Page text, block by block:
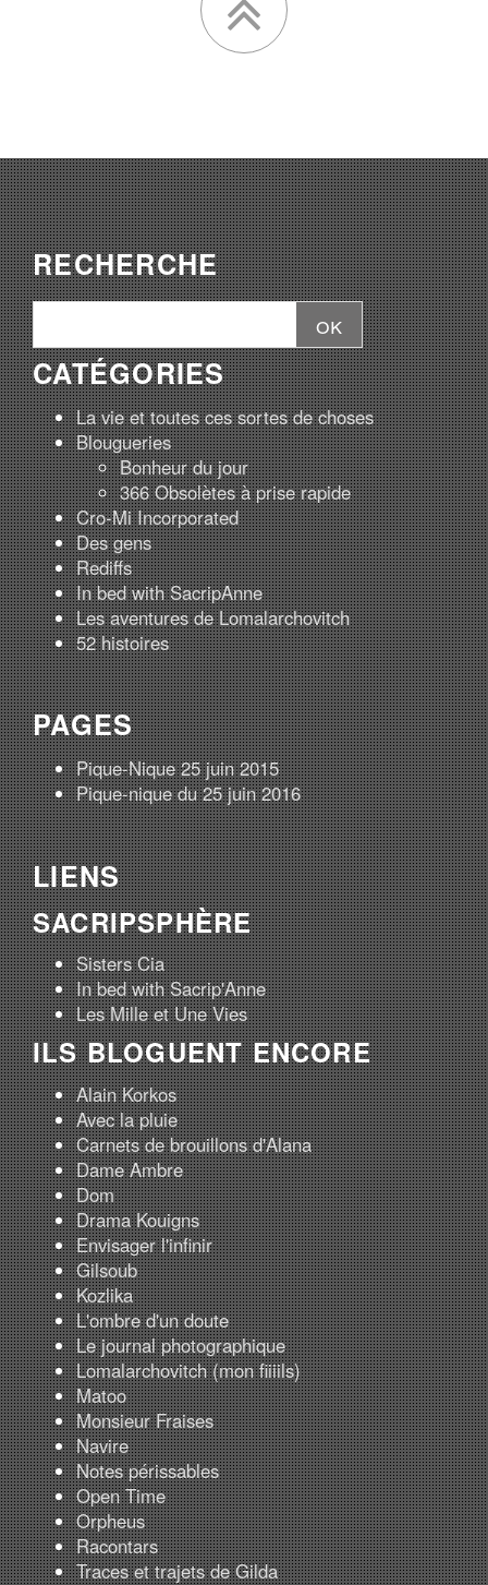
RECHERCHE
CATÉGORIES
La vie et toutes ces sortes de choses
Blougueries
Bonheur du jour
366 Obsolètes à prise rapide
Cro-Mi Incorporated
Des gens
Rediffs
In bed with SacripAnne
Les aventures de Lomalarchovitch
52 histoires
PAGES
Pique-Nique 25 juin 2015
Pique-nique du 25 juin 2016
LIENS
SACRIPSPHÈRE
Sisters Cia
In bed with Sacrip'Anne
Les Mille et Une Vies
ILS BLOGUENT ENCORE
Alain Korkos
Avec la pluie
Carnets de brouillons d'Alana
Dame Ambre
Dom
Drama Kouigns
Envisager l'infinir
Gilsoub
Kozlika
L'ombre d'un doute
Le journal photographique
Lomalarchovitch (mon fiiiils)
Matoo
Monsieur Fraises
Navire
Notes périssables
Open Time
Orpheus
Racontars
Traces et trajets de Gilda